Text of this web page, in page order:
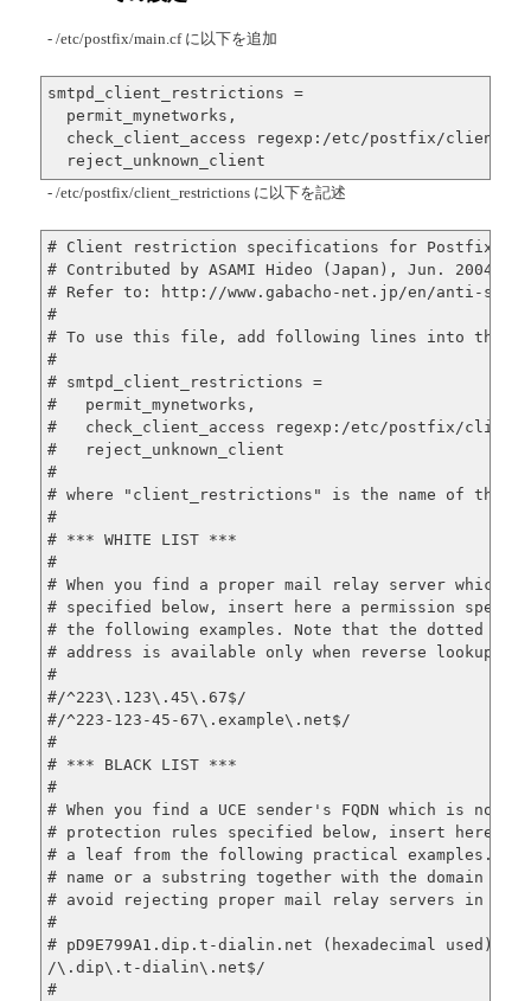
- /etc/postfix/main.cf に以下を追加
smtpd_client_restrictions =
  permit_mynetworks,
check_client_access regexp:/etc/postfix/
  reject_unknown_client
- /etc/postfix/client_restrictions に以下を記述
# Client restriction specifications for Postfix
# Contributed by ASAMI Hideo (Japan), Jun. 2004
# Refer to: http://www.gabacho-net.jp/en/anti-spam/
#
# To use this file, add following lines into the
#
# smtpd_client_restrictions =
#   permit_mynetworks,
#   check_client_access regexp:/etc/postfix/
#   reject_unknown_client
#
# where "client_restrictions" is the name of this
#
# *** WHITE LIST ***
#
# When you find a proper mail relay server which
# specified below, insert here a permission
# the following examples. Note that the dotted
# address is available only when reverse lookup
#
#/^223\.123\.45\.67$/                           OK
#/^223-123-45-67\.example\.net$/                OK
#
# *** BLACK LIST ***
#
# When you find a UCE sender's FQDN which is not
# protection rules specified below, insert here a
# a leaf from the following practical examples. You
# name or a substring together with the domain
# avoid rejecting proper mail relay servers in the
#
# pD9E799A1.dip.t-dialin.net (hexadecimal used)
/\.dip\.t-dialin\.net$/                         450
#